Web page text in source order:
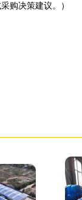
购决策建议。）